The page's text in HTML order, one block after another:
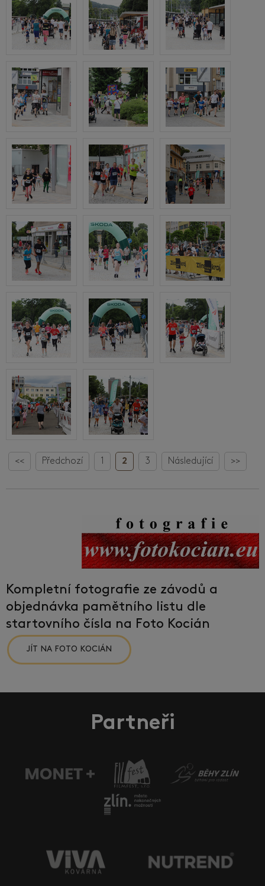
<< Předchozí 1 2 3 Následující >>
Kompletní fotografie ze závodů a
objednávka pamětního listu dle
startovního čísla na Foto Kocián
JÍT NA FOTO KOCIÁN
Partneři